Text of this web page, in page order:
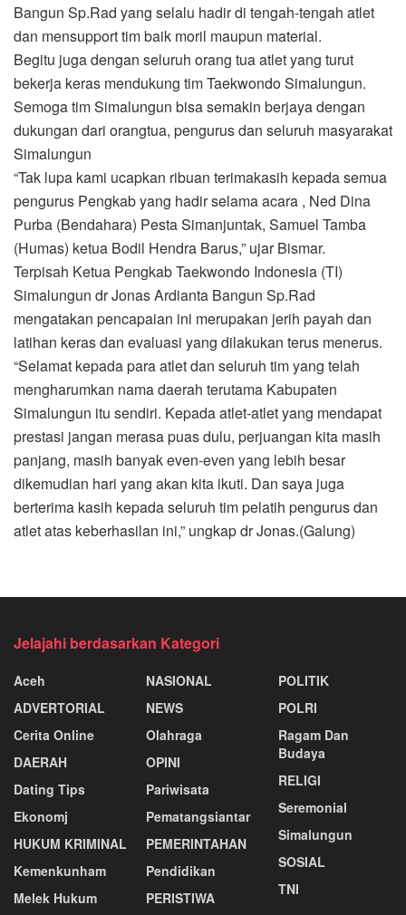
Bangun Sp.Rad yang selalu hadir di tengah-tengah atlet
dan mensupport tim baik moril maupun material.
Begitu juga dengan seluruh orang tua atlet yang turut
bekerja keras mendukung tim Taekwondo Simalungun.
Semoga tim Simalungun bisa semakin berjaya dengan
dukungan dari orangtua, pengurus dan seluruh masyarakat
Simalungun
“Tak lupa kami ucapkan ribuan terimakasih kepada semua
pengurus Pengkab yang hadir selama acara , Ned Dina
Purba (Bendahara) Pesta Simanjuntak, Samuel Tamba
(Humas) ketua Bodil Hendra Barus,” ujar Bismar.
Terpisah Ketua Pengkab Taekwondo Indonesia (TI)
Simalungun dr Jonas Ardianta Bangun Sp.Rad
mengatakan pencapaian ini merupakan jerih payah dan
latihan keras dan evaluasi yang dilakukan terus menerus.
“Selamat kepada para atlet dan seluruh tim yang telah
mengharumkan nama daerah terutama Kabupaten
Simalungun itu sendiri. Kepada atlet-atlet yang mendapat
prestasi jangan merasa puas dulu, perjuangan kita masih
panjang, masih banyak even-even yang lebih besar
dikemudian hari yang akan kita ikuti. Dan saya juga
berterima kasih kepada seluruh tim pelatih pengurus dan
atlet atas keberhasilan ini,” ungkap dr Jonas.(Galung)
Jelajahi berdasarkan Kategori
Aceh
ADVERTORIAL
Cerita Online
DAERAH
Dating Tips
Ekonomj
HUKUM KRIMINAL
Kemenkunham
Melek Hukum
NASIONAL
NEWS
Olahraga
OPINI
Pariwisata
Pematangsiantar
PEMERINTAHAN
Pendidikan
PERISTIWA
POLITIK
POLRI
Ragam Dan
Budaya
RELIGI
Seremonial
Simalungun
SOSIAL
TNI